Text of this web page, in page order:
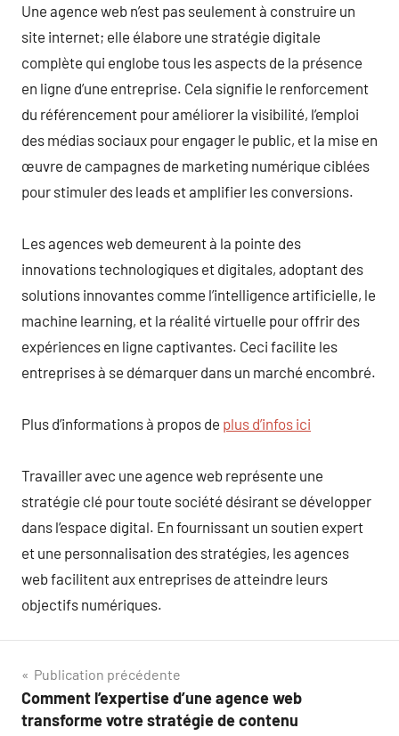
Une agence web n’est pas seulement à construire un
site internet; elle élabore une stratégie digitale
complète qui englobe tous les aspects de la présence
en ligne d’une entreprise. Cela signifie le renforcement
du référencement pour améliorer la visibilité, l’emploi
des médias sociaux pour engager le public, et la mise en
œuvre de campagnes de marketing numérique ciblées
pour stimuler des leads et amplifier les conversions.
Les agences web demeurent à la pointe des
innovations technologiques et digitales, adoptant des
solutions innovantes comme l’intelligence artificielle, le
machine learning, et la réalité virtuelle pour offrir des
expériences en ligne captivantes. Ceci facilite les
entreprises à se démarquer dans un marché encombré.
Plus d’informations à propos de plus d’infos ici
Travailler avec une agence web représente une
stratégie clé pour toute société désirant se développer
dans l’espace digital. En fournissant un soutien expert
et une personnalisation des stratégies, les agences
web facilitent aux entreprises de atteindre leurs
objectifs numériques.
Navigation
de
Publication précédente
Comment l’expertise d’une agence web
transforme votre stratégie de contenu